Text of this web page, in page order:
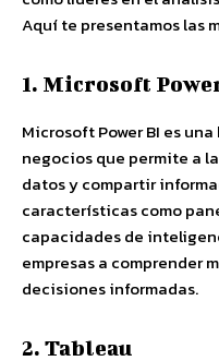
Aquí te presentamos las
1. Microsoft
Microsoft Power BI es
negocios que permite a
datos y compartir
características como
capacidades de
empresas a comprender
decisiones informadas.
2. Tableau